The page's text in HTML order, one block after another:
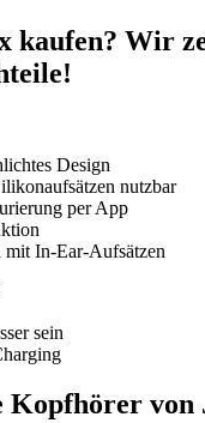
kaufen? Wir
Design
nutzbar
per App
In-Ear-Aufsätzen
sein
Kopfhörer von